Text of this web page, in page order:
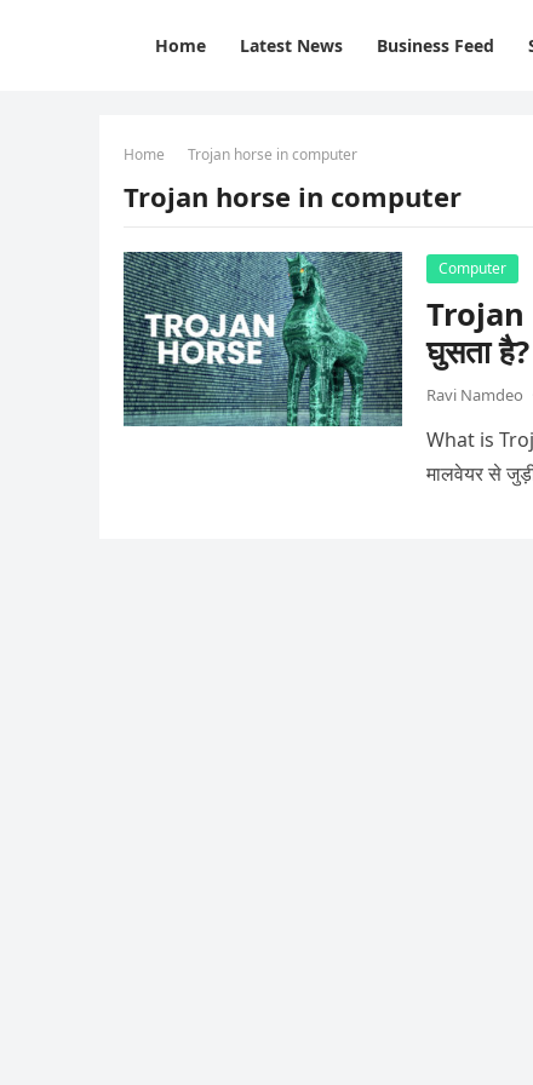
Home Latest News Business Feed
Home Trojan horse in computer
Trojan horse in computer
Computer
Trojan
घुसता है?
Ravi Namdeo
What is
मालवेयर से